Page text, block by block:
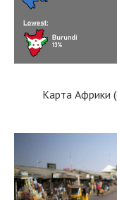
Карта Африки